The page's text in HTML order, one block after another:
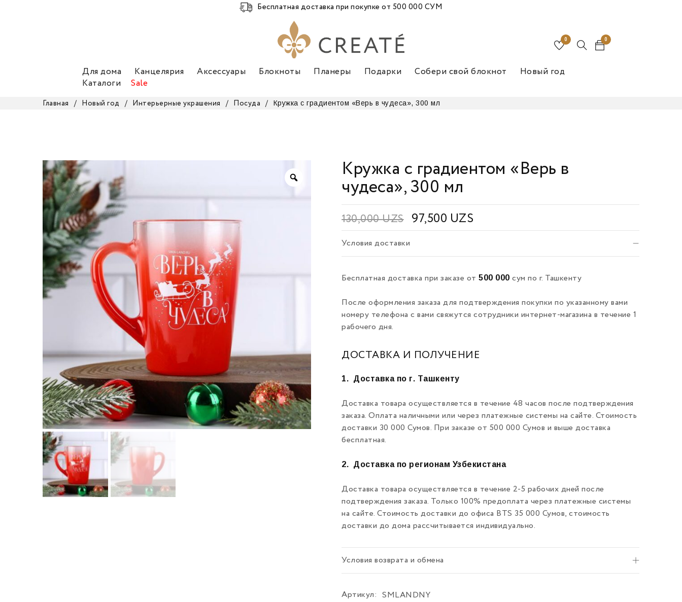
Бесплатная доставка при покупке от 500 000 СУМ
0
0
Для дома Канцелярия Аксессуары Блокноты Планеры Подарки Собери свой блокнот
Новый год
Каталоги
Sale
Главная / Новый год / Интерьерные украшения / Посуда / Кружка с градиентом «Верь в чудеса», 300 мл
Кружка с градиентом «Верь в
чудеса», 300 мл
130,000UZS 97,500 UZS
Условия доставки
Бесплатная доставка при заказе от500 000 сум по г. Ташкенту
После оформления заказа для подтверждения покупки по указанному вами
номеру телефона с вами свяжутся сотрудники интернет-магазина в течение 1
рабочего дня.
ДОСТАВКА И ПОЛУЧЕНИЕ
1. Доставка по г. Ташкенту
Доставка товара осуществляется в течение 48 часов после подтверждения
заказа. Оплата наличными или через платежные системы на сайте. Стоимость
доставки 30 000 Сумов. При заказе от 500 000 Сумов и выше доставка
бесплатная.
2. Доставка по регионам Узбекистана
Доставка товара осуществляется в течение 2-5 рабочих дней после
подтверждения заказа. Только 100% предоплата через платежные системы
на сайте. Стоимость доставки до офиса BTS 35 000 Сумов, стоимость
доставки до дома рассчитывается индивидуально.
Условия возврата и обмена
Артикул:
SMLANDNY